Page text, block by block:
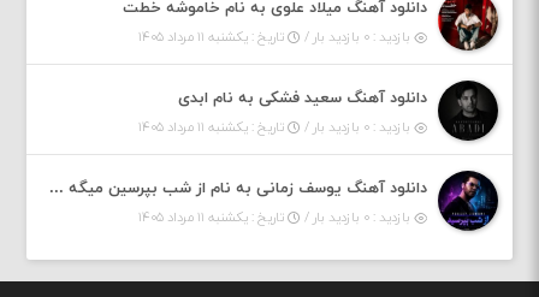
دانلود آهنگ میلاد علوی به نام خاموشه خطت
بازدید : ۰ بازدید بار / تاریخ : یکشنبه ۱۱ مرداد ۱۴۰۵
دانلود آهنگ سعید فشکی به نام ابدی
بازدید : ۰ بازدید بار / تاریخ : یکشنبه ۱۱ مرداد ۱۴۰۵
دانلود آهنگ یوسف زمانی به نام از شب بپرسین میگه چه روزگاری دارم
بازدید : ۰ بازدید بار / تاریخ : یکشنبه ۱۱ مرداد ۱۴۰۵